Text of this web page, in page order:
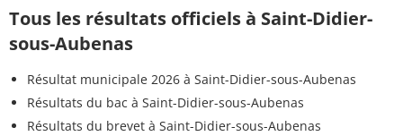
Tous les résultats officiels à Saint-Didier-
sous-Aubenas
Résultat municipale 2026 à Saint-Didier-sous-Aubenas
Résultats du bac à Saint-Didier-sous-Aubenas
Résultats du brevet à Saint-Didier-sous-Aubenas